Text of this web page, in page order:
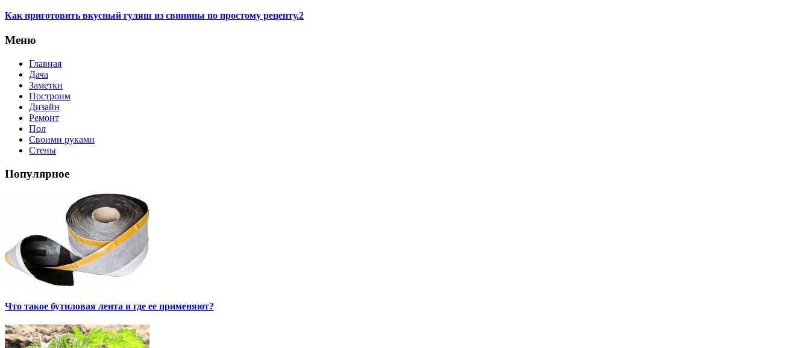
Как приготовить вкусный гуляш из свинины по простому рецепту.2
Меню
Главная
Дача
Заметки
Построим
Дизайн
Ремонт
Пол
Своими руками
Стены
Популярное
Что такое бутиловая лента и где ее применяют?